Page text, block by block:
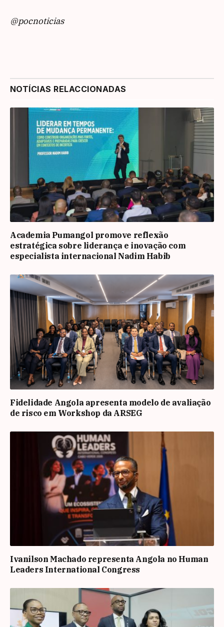
@pocnoticias
NOTÍCIAS RELACCIONADAS
Academia Pumangol promove reflexão
estratégica sobre liderança e inovação com
especialista internacional Nadim Habib
Fidelidade Angola apresenta modelo de avaliação
de risco em Workshop da ARSEG
Ivanilson Machado representa Angola no Human
Leaders International Congress